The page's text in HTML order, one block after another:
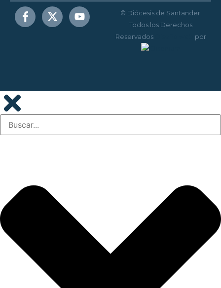
© Diócesis de Santander.
Todos los Derechos
Reservados
por